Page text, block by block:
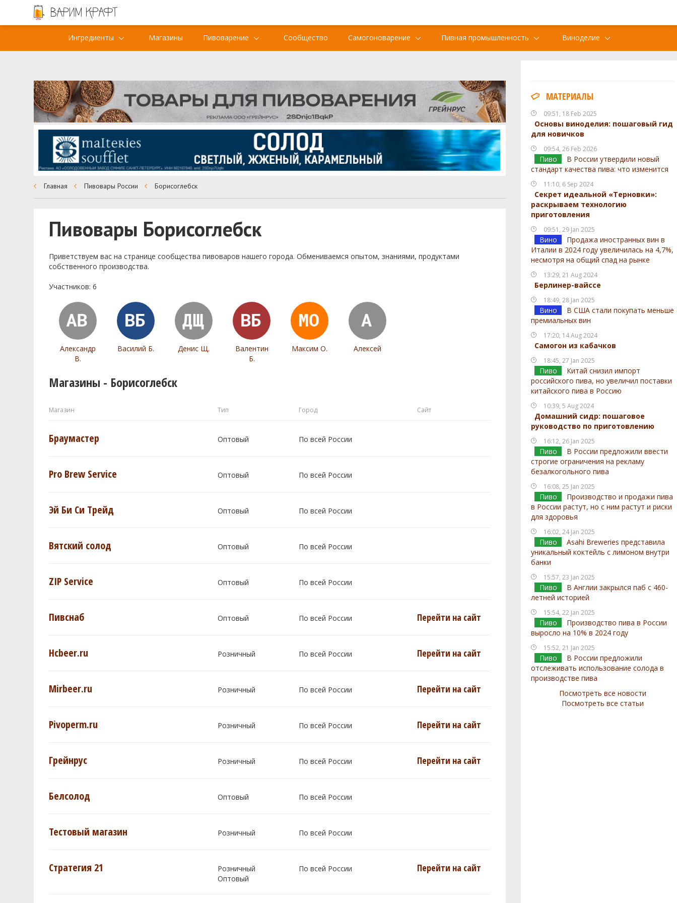
Ингредиенты Магазины Пивоварение Сообщество Самогоноварение Пивная промышленность Виноделие
МАТЕРИАЛЫ
09:51, 18 Feb 2025
Основы виноделия: пошаговый гид
для новичков
09:54, 26 Feb 2026
Пиво
В России утвердили новый
стандарт качества пива: что изменится
11:10, 6 Sep 2024
Секрет идеальной «Терновки»:
раскрываем технологию
приготовления
09:51, 29 Jan 2025
Вино
Продажа иностранных вин в
Италии в 2024 году увеличилась на 4,7%,
несмотря на общий спад на рынке
13:29, 21 Aug 2024
Берлинер-вайссе
18:49, 28 Jan 2025
Вино
В США стали покупать меньше
премиальных вин
17:20, 14 Aug 2024
Самогон из кабачков
18:45, 27 Jan 2025
Пиво
Китай снизил импорт
российского пива, но увеличил поставки
китайского пива в Россию
10:39, 5 Aug 2024
Домашний сидр: пошаговое
руководство по приготовлению
16:12, 26 Jan 2025
Пиво
В России предложили ввести
строгие ограничения на рекламу
безалкогольного пива
16:08, 25 Jan 2025
Пиво
Производство и продажи пива
в России растут, но с ним растут и риски
для здоровья
16:02, 24 Jan 2025
Пиво
Asahi Breweries представила
уникальный коктейль с лимоном внутри
банки
15:57, 23 Jan 2025
Пиво
В Англии закрылся паб с 460-
летней историей
15:54, 22 Jan 2025
Пиво
Производство пива в России
выросло на 10% в 2024 году
15:52, 21 Jan 2025
Пиво
В России предложили
отслеживать использование солода в
производстве пива
Посмотреть все новости
Посмотреть все статьи
Главная Пивовары России Борисоглебск
Пивовары Борисоглебск
Приветствуем ваc на странице сообщества пивоваров нашего города. Обмениваемся опытом, знаниями, продуктами
собственного производства.
Участников: 6
Александр
В.
Василий Б. Денис Щ.
Валентин
Б.
Максим О. Алексей
Магазины - Борисоглебск
Магазин Тип Город Сайт
Браумастер Оптовый По всей России
Pro Brew Service Оптовый По всей России
Эй Би Си Трейд Оптовый По всей России
Вятский солод Оптовый По всей России
ZIP Service Оптовый По всей России
Пивснаб Оптовый По всей России Перейти на сайт
Hcbeer.ru Розничный По всей России Перейти на сайт
Mirbeer.ru Розничный По всей России Перейти на сайт
Pivoperm.ru Розничный По всей России Перейти на сайт
Грейнрус Розничный По всей России Перейти на сайт
Белсолод Оптовый По всей России
Тестовый магазин Розничный По всей России
Стратегия 21
Розничный
Оптовый
По всей России Перейти на сайт